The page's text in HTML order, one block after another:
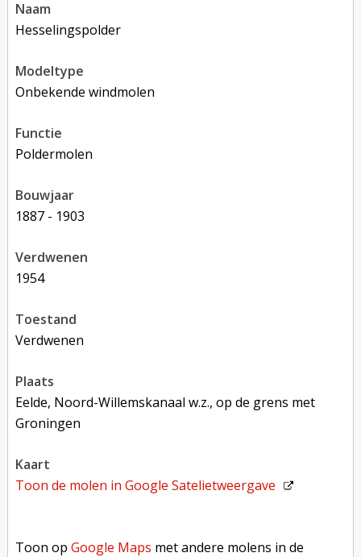
naam
Hesselingspolder
modeltype
Onbekende windmolen
functie
poldermolen
bouwjaar
1887 - 1903
verdwenen
1954
toestand
verdwenen
plaats
Eelde, Noord-Willemskanaal w.z., op de grens met
Groningen
kaart
Toon de molen inGoogle Satelietweergave
Toon opGoogle Maps met andere molens in de